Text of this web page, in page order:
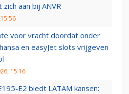
zich aan bij ANVR
voor vracht doordat onder
en easyJet slots vrijgeven
15:16
E2 biedt LATAM kansen: